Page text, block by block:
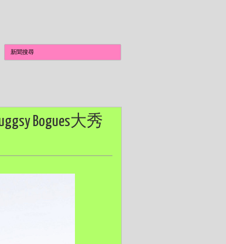
Bogues大秀